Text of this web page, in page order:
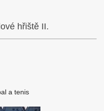
hřiště II.
a tenis